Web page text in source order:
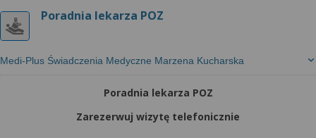
Poradnia lekarza POZ
Medi-Plus Świadczenia Medyczne Marzena Kucharska
Poradnia lekarza POZ
Zarezerwuj wizytę telefonicznie